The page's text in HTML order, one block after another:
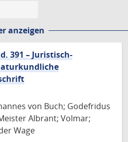
anzeigen
391 – Juristisch-
von Buch; Godefridus
Albrant; Volmar;
Wage